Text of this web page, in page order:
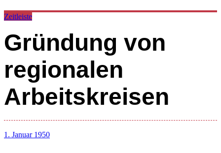
Zeitleiste
Gründung von
regionalen
Arbeitskreisen
1. Januar 1950